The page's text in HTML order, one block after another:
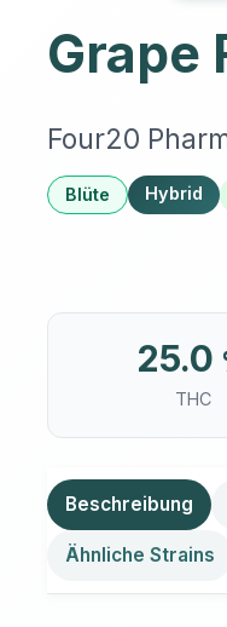
Grape
Four20
Blüte Hybrid
25.0
THC
Beschreibung
Ähnliche Strains